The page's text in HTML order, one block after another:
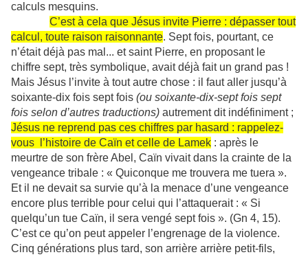
calculs mesquins.
C’est à cela que Jésus invite Pierre : dépasser tout
calcul, toute raison raisonnante. Sept fois, pourtant, ce
n’était déjà pas mal... et saint Pierre, en proposant le
chiffre sept, très symbolique, avait déjà fait un grand pas !
Mais Jésus l’invite à tout autre chose : il faut aller jusqu’à
soixante-dix fois sept fois (ou soixante-dix-sept fois sept
fois selon d’autres traductions) autrement dit indéfiniment ;
Jésus ne reprend pas ces chiffres par hasard : rappelez-
vous l’histoire de Caïn et celle de Lamek : après le
meurtre de son frère Abel, Caïn vivait dans la crainte de la
vengeance tribale : « Quiconque me trouvera me tuera ».
Et il ne devait sa survie qu’à la menace d’une vengeance
encore plus terrible pour celui qui l’attaquerait : « Si
quelqu’un tue Caïn, il sera vengé sept fois ». (Gn 4, 15).
C’est ce qu’on peut appeler l’engrenage de la violence.
Cinq générations plus tard, son arrière arrière petit-fils,